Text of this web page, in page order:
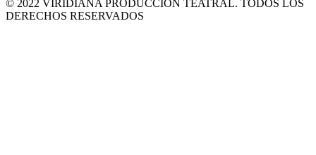
© 2022 VIRIDIANA PRODUCCIÓN TEATRAL. TODOS LOS
DERECHOS RESERVADOS